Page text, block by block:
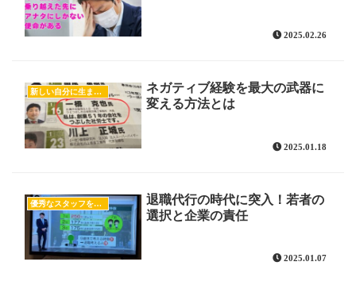
2025.02.26
新しい自分に生まれ変わるヒント
ネガティブ経験を最大の武器に
変える方法とは
2025.01.18
優秀なスタッフを育てたい
退職代行の時代に突入！若者の
選択と企業の責任
2025.01.07